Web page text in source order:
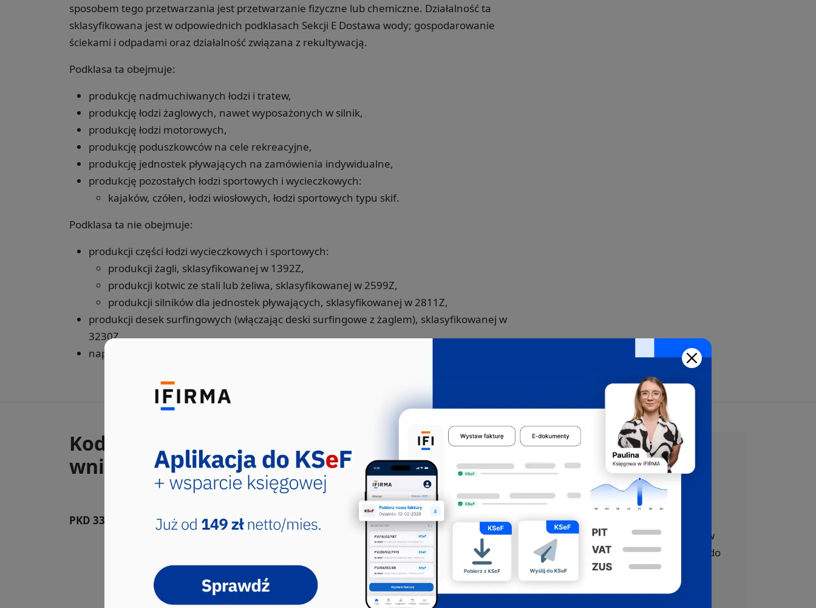
sposobem tego przetwarzania jest przetwarzanie fizyczne lub chemiczne. Działalność ta
sklasyfikowana jest w odpowiednich podklasach Sekcji E Dostawa wody; gospodarowanie
ściekami i odpadami oraz działalność związana z rekultywacją.
Podklasa ta obejmuje:
produkcję nadmuchiwanych łodzi i tratew,
produkcję łodzi żaglowych, nawet wyposażonych w silnik,
produkcję łodzi motorowych,
produkcję poduszkowców na cele rekreacyjne,
produkcję jednostek pływających na zamówienia indywidualne,
produkcję pozostałych łodzi sportowych i wycieczkowych:
kajaków, czółen, łodzi wiosłowych, łodzi sportowych typu skif.
Podklasa ta nie obejmuje:
produkcji części łodzi wycieczkowych i sportowych:
produkcji żagli, sklasyfikowanej w 1392Z,
produkcji kotwic ze stali lub żeliwa, sklasyfikowanej w 2599Z,
produkcji silników dla jednostek pływających, sklasyfikowanej w 2811Z,
produkcji desek surfingowych (włączając deski surfingowe z żaglem), sklasyfikowanej w
3230Z,
naprawy i konserwacji łodzi wycieczkowych i sportowych, sklasyfikowanych w 3315Z.
Kody PKD, które występowały we
wnioskach CEIDG-1 razem z 30.12.Z:
PKD 33.15.Z Naprawa i konserwacja statków i łodzi
Przez działalność wytwórczą rozumie się fizyczne lub chemiczne
Kod PKD wybrało 13 użytkowników aplikacji CEIDG. Sekcja C, Dział:
33, Grupa: 33.1, Klasa: 33.15
Załóż firmę
bezpłatnie
z pomocą ekspertów
Oferujemy bezpłatne wsparcie w
całym procesie rejestracji firmy do
CEIDG, US, ZUS i VAT.
Skorzystaj z darmowej pomocy,